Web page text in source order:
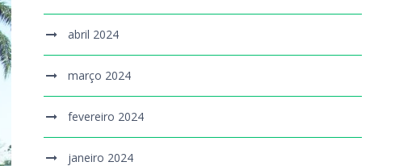
abril 2024
março 2024
fevereiro 2024
janeiro 2024